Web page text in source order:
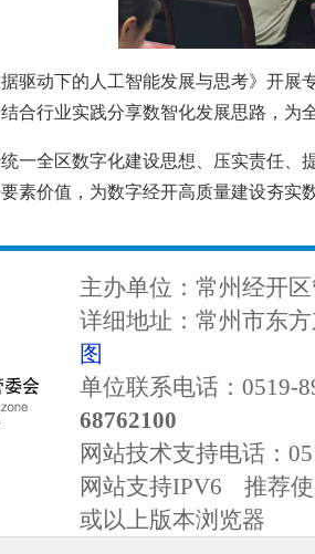
驱动下的人工智能发展与思考》开展
合行业实践分享数智化发展思路，为
一全区数字化建设思想、压实责任
素价值，为数字经开高质量建设夯实
主办单位：常州经开
详细地址：常州市东
图
单位联系电话：0519-
68762100
网站技术支持电话：
网站支持IPV6 推荐使
或以上版本浏览器